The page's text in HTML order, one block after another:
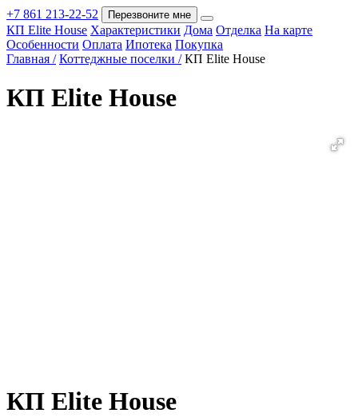
Покупка
Еще
+7 861 213-22-52 Перезвоните мне
КП Elite House Характеристики Дома Отделка На карте
Особенности Оплата Ипотека Покупка
Главная / Коттеджные поселки / КП Elite House
КП Elite House
КП Elite House